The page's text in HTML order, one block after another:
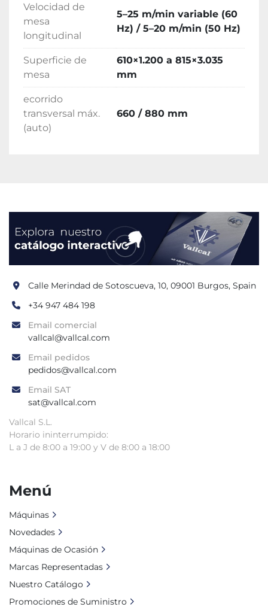
guías y husillos de bolas.
Esta serie está dirigida a fabricantes que
rectificado plano de precisión en piezas de
gran formato, en sectores como matrices y
moldes, utillaje industrial, automoción y
construcción de bienes de equipo.
Velocidad de
mesa
longitudinal
5–25 m/min variable (60
Hz) / 5–20 m/min (50 Hz)
Superficie de
mesa
610×1.200 a 815×3.035
mm
ecorrido
transversal máx.
(auto)
660 / 880 mm
Calle Merindad de Sotoscueva, 10, 09001 Burgos, Spain
+34 947 484 198
Email comercial
vallcal@vallcal.com
Email pedidos
pedidos@vallcal.com
Email SAT
sat@vallcal.com
Vallcal S.L.
Horario ininterrumpido:
L a J de 8:00 a 19:00 y V de 8:00 a 18:00
Menú
Máquinas
Novedades
Máquinas de Ocasión
Marcas Representadas
Nuestro Catálogo
Promociones de Suministro